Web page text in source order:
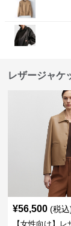
レザージャケ
¥56,500 (税込
【女性向け】